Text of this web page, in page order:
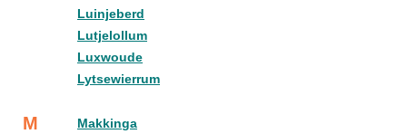
Luinjeberd
Lutjelollum
Luxwoude
Lytsewierrum
M
Makkinga